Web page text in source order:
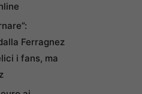
Ferragnez
i fans, ma